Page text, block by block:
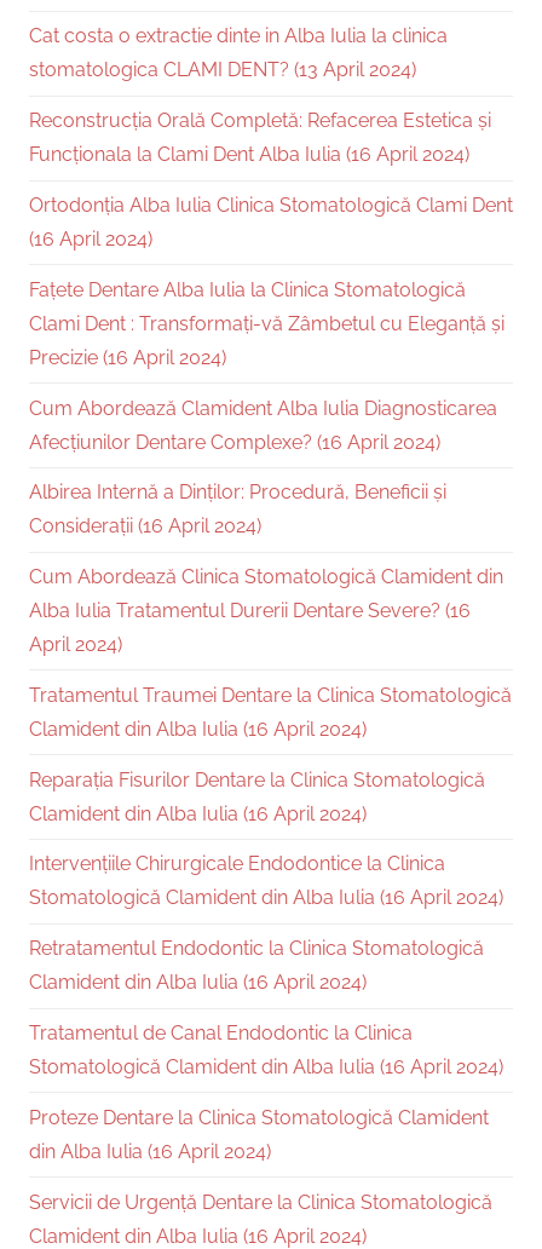
Cat costa o extractie dinte in Alba Iulia la clinica
stomatologica CLAMI DENT? (13 April 2024)
Reconstrucția Orală Completă: Refacerea Estetica și
Funcționala la Clami Dent Alba Iulia (16 April 2024)
Ortodonția Alba Iulia Clinica Stomatologică Clami Dent
(16 April 2024)
Fațete Dentare Alba Iulia la Clinica Stomatologică
Clami Dent : Transformați-vă Zâmbetul cu Eleganță și
Precizie (16 April 2024)
Cum Abordează Clamident Alba Iulia Diagnosticarea
Afecțiunilor Dentare Complexe? (16 April 2024)
Albirea Internă a Dinților: Procedură, Beneficii și
Considerații (16 April 2024)
Cum Abordează Clinica Stomatologică Clamident din
Alba Iulia Tratamentul Durerii Dentare Severe? (16
April 2024)
Tratamentul Traumei Dentare la Clinica Stomatologică
Clamident din Alba Iulia (16 April 2024)
Reparația Fisurilor Dentare la Clinica Stomatologică
Clamident din Alba Iulia (16 April 2024)
Intervențiile Chirurgicale Endodontice la Clinica
Stomatologică Clamident din Alba Iulia (16 April 2024)
Retratamentul Endodontic la Clinica Stomatologică
Clamident din Alba Iulia (16 April 2024)
Tratamentul de Canal Endodontic la Clinica
Stomatologică Clamident din Alba Iulia (16 April 2024)
Proteze Dentare la Clinica Stomatologică Clamident
din Alba Iulia (16 April 2024)
Servicii de Urgență Dentare la Clinica Stomatologică
Clamident din Alba Iulia (16 April 2024)